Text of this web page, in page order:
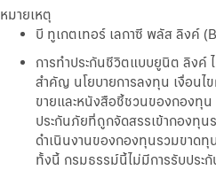
หมายเหตุ
บี ทูเกตเทอร์ เลกาซี พลัส ลิงค์
การทำประกันชีวิตแบบยูนิต ลิงค์
สำคัญ นโยบายการลงทุน เงื่อนไ
ขายและหนังสือชี้ชวนของกองทุน
ประกันภัยที่ถูกจัดสรรเข้ากองทุน
ดำเนินงานของกองทุนรวมขาด
ทั้งนี้ กรมธรรม์นี้ไม่มีการรับประ